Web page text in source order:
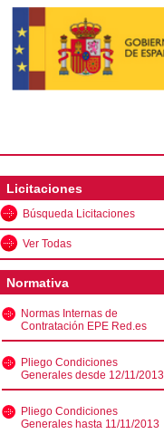
Licitaciones
Búsqueda Licitaciones
Ver Todas
Normativa
Normas Internas de
Contratación EPE Red.es
Pliego Condiciones
Generales desde 12/11/2013
Pliego Condiciones
Generales hasta 11/11/2013